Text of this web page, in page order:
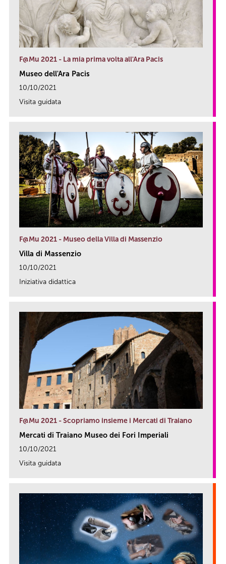
F@Mu 2021 - La mia prima volta all'Ara Pacis
Museo dell'Ara Pacis
10/10/2021
Visita guidata
F@Mu 2021 - Museo della Villa di Massenzio
Villa di Massenzio
10/10/2021
Iniziativa didattica
F@Mu 2021 - Scopriamo insieme i Mercati di Traiano
Mercati di Traiano Museo dei Fori Imperiali
10/10/2021
Visita guidata